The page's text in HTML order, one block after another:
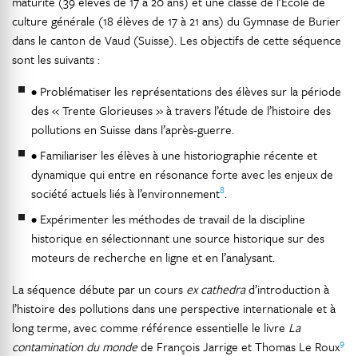
culture générale (18 élèves de 17 à 21 ans) du Gymnase de Burier
dans le canton de Vaud (Suisse). Les objectifs de cette séquence
sont les suivants :
• Problématiser les représentations des élèves sur la période
des « Trente Glorieuses » à travers l’étude de l’histoire des
pollutions en Suisse dans l’après-guerre.
• Familiariser les élèves à une historiographie récente et
dynamique qui entre en résonance forte avec les enjeux de
société actuels liés à l’environnement8.
• Expérimenter les méthodes de travail de la discipline
historique en sélectionnant une source historique sur des
moteurs de recherche en ligne et en l’analysant.
La séquence débute par un cours ex cathedrad’introduction à
l’histoire des pollutions dans une perspective internationale et à
long terme, avec comme référence essentielle le livre La
contamination du mondede François Jarrige et Thomas Le Roux9